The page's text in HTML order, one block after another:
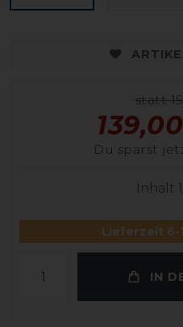
statt
Du sparst
Inhalt 1
Lieferzeit 6-
IN